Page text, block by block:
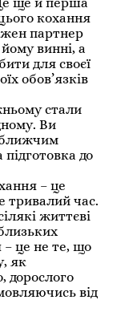
кохання
партнер
винні, а
для своєї
обов’язків
стали
Ви
до
– це
тривалий час.
життєві
– це не те, що
як
дорослого
від